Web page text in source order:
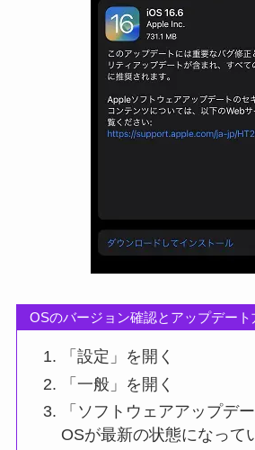
OSのバージョン確認とアップデート
「設定」を開く
「一般」を開く
「ソフトウェアアップデ
OSが最新の状態になって